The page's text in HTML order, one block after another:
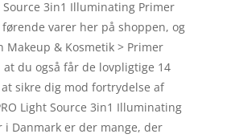
Source 3in1 Illuminating Primer
varer her på shoppen, og
Makeup & Kosmetik > Primer
at du også får de lovpligtige 14
sikre dig mod fortrydelse af
Light Source 3in1 Illuminating
i Danmark er der mange, der